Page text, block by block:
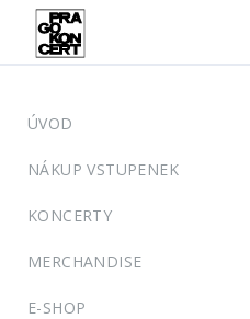
ÚVOD
NÁKUP VSTUPENEK
KONCERTY
MERCHANDISE
E-SHOP